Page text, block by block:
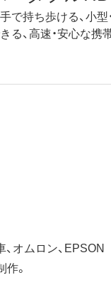
で持ち歩ける、小
る、高速・安心な
、オムロン、EPSON
。